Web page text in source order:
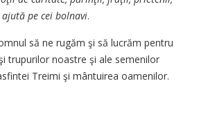
pe cei bolnavi.
să ne rugăm şi să lucrăm pentru
trupurilor noastre şi ale semenilor
Treimi şi mântuirea oamenilor.